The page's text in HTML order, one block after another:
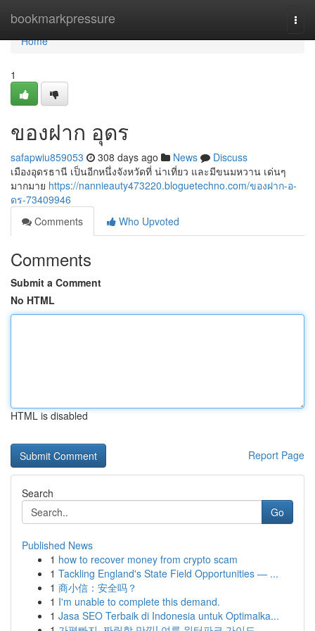
bookmarkpressure
Home
Home
1
ของฝาก อุดร
safapwiu859053 308 days ago News
Discuss
เมืองอุดรธานี เป็นอีกหนึ่งจังหวัดที่ น่าเที่ยว และมีขนมหวาน เด่นๆ
มากมาย https://nannieauty473220.bloguetechno.com/ของฝาก-อ-
ดร-73409946
Comments
Who Upvoted
Comments
Submit a Comment
No HTML
HTML is disabled
Report Page
Search
Go
Published News
1 how to recover money from crypto scam
1 Tackling England's State Field Opportunities — ...
1 商小信：安全吗？
1 I'm unable to complete this demand.
1 Jasa SEO Terbaik di Indonesia untuk Optimalka...